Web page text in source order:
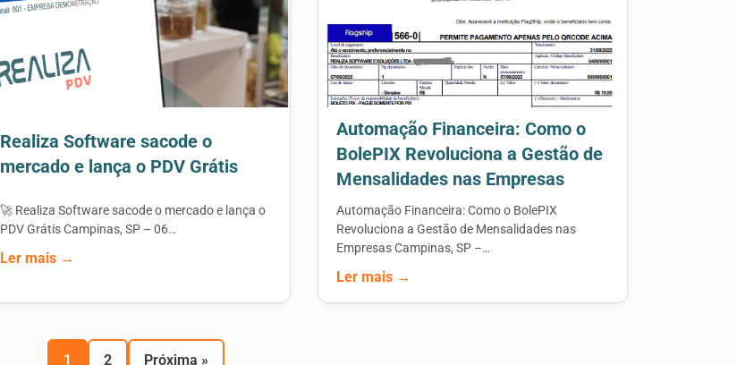
Realiza Software sacode o
mercado e lança o PDV Grátis
🚀 Realiza Software sacode o mercado e lança o
PDV Grátis Campinas, SP – 06…
Ler mais →
Automação Financeira: Como o
BolePIX Revoluciona a Gestão de
Mensalidades nas Empresas
Automação Financeira: Como o BolePIX
Revoluciona a Gestão de Mensalidades nas
Empresas Campinas, SP –…
Ler mais →
1 2 Próxima »